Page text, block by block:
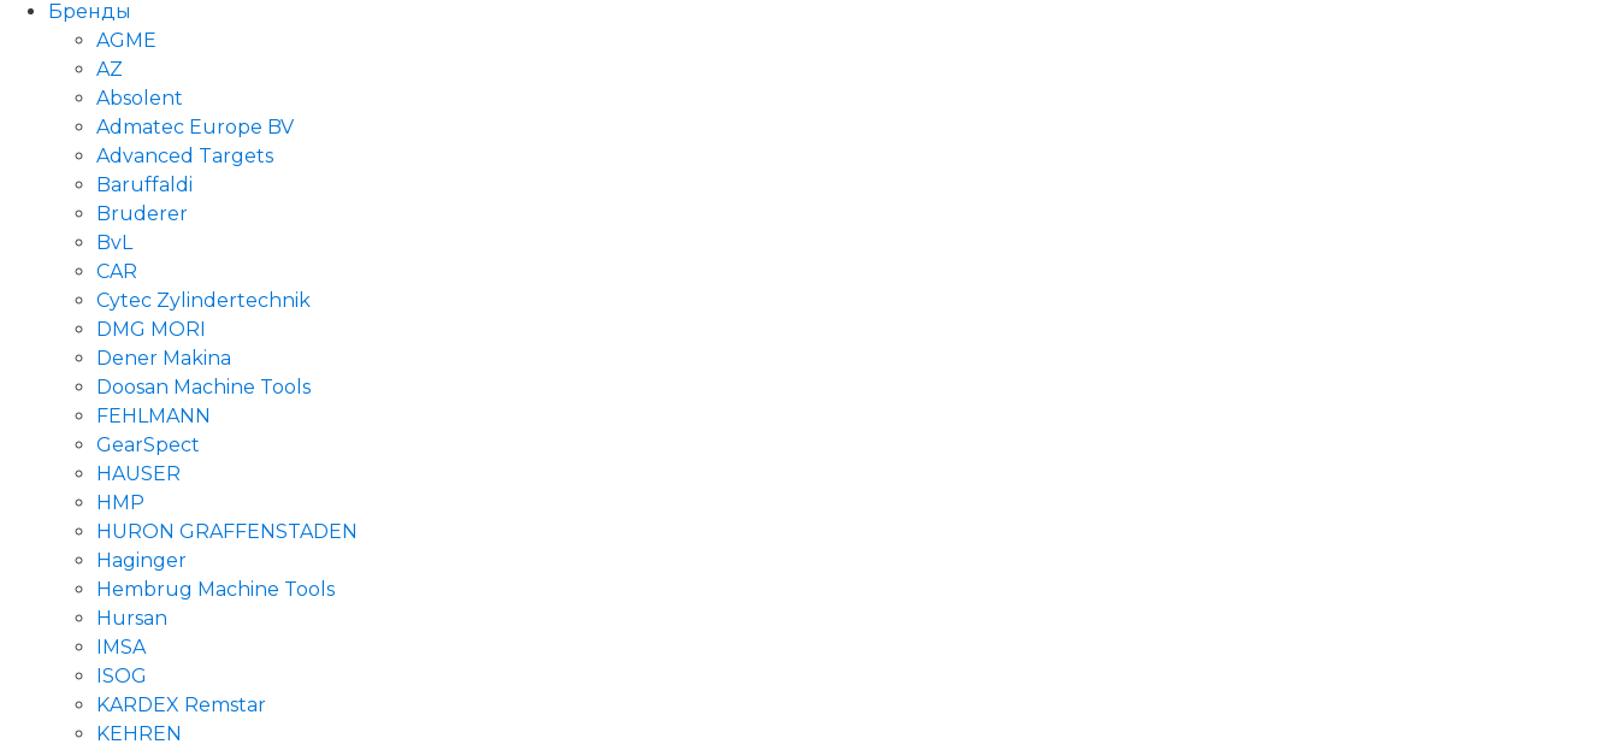
Бренды
AGME
AZ
Absolent
Admatec Europe BV
Advanced Targets
Baruffaldi
Bruderer
BvL
CAR
Cytec Zylindertechnik
DMG MORI
Dener Makina
Doosan Machine Tools
FEHLMANN
GearSpect
HAUSER
HMP
HURON GRAFFENSTADEN
Haginger
Hembrug Machine Tools
Hursan
IMSA
ISOG
KARDEX Remstar
KEHREN